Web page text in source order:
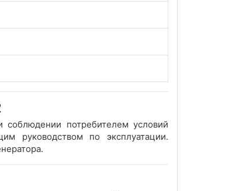
соблюдении потребителем условий
руководством по эксплуатации.